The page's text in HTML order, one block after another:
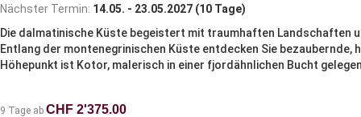
Nächster Termin: 14.05. - 23.05.2027 (10 Tage)
Die dalmatinische Küste begeistert mit traumhaften Landschaften
Entlang der montenegrinischen Küste entdecken Sie bezaubernde,
Höhepunkt ist Kotor, malerisch in einer fjordähnlichen Bucht
9 Tage ab CHF 2'375.00